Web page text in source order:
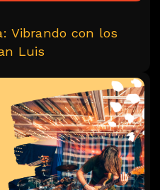
Vibrando con los
Luis